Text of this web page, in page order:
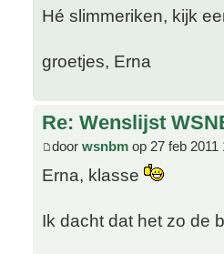
Hé slimmeriken, kijk
groetjes, Erna
Re: Wenslijst
door wsnbm op 27 feb 2011
Erna, klasse
Ik dacht dat het zo de